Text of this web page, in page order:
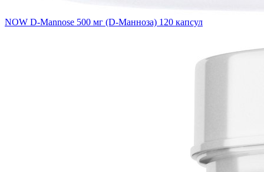
NOW D-Mannose 500 мг (D-Манноза) 120 капсул